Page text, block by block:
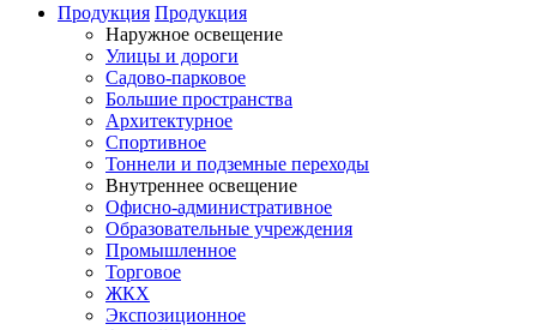
Продукция Продукция
Наружное освещение
Улицы и дороги
Садово-парковое
Большие пространства
Архитектурное
Спортивное
Тоннели и подземные переходы
Внутреннее освещение
Офисно-административное
Образовательные учреждения
Промышленное
Торговое
ЖКХ
Экспозиционное